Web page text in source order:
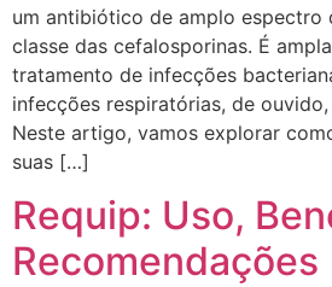
um antibiótico de amplo espectro
classe das cefalosporinas. É
tratamento de infecções
infecções respiratórias, de
Neste artigo, vamos explorar
suas […]
Requip: Uso,
Recomendações